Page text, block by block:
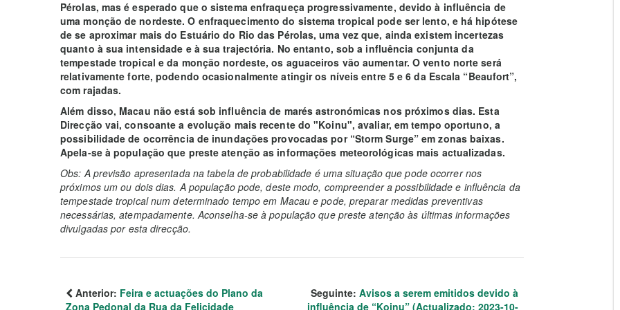
Pérolas, mas é esperado que o sistema enfraqueça progressivamente, devido à influência de
uma monção de nordeste. O enfraquecimento do sistema tropical pode ser lento, e há hipótese
de se aproximar mais do Estuário do Rio das Pérolas, uma vez que, ainda existem incertezas
quanto à sua intensidade e à sua trajectória. No entanto, sob a influência conjunta da
tempestade tropical e da monção nordeste, os aguaceiros vão aumentar. O vento norte será
relativamente forte, podendo ocasionalmente atingir os níveis entre 5 e 6 da Escala “Beaufort”,
com rajadas.
Além disso, Macau não está sob influência de marés astronómicas nos próximos dias. Esta
Direcção vai, consoante a evolução mais recente do "Koinu", avaliar, em tempo oportuno, a
possibilidade de ocorrência de inundações provocadas por “Storm Surge” em zonas baixas.
Apela-se à população que preste atenção as informações meteorológicas mais actualizadas.
Obs: A previsão apresentada na tabela de probabilidade é uma situação que pode ocorrer nos
próximos um ou dois dias. A população pode, deste modo, compreender a possibilidade e influência da
tempestade tropical num determinado tempo em Macau e pode, preparar medidas preventivas
necessárias, atempadamente. Aconselha-se à população que preste atenção às últimas informações
divulgadas por esta direcção.
Anterior: Feira e actuações do Plano da
Zona Pedonal da Rua da Felicidade
Seguinte: Avisos a serem emitidos devido à
influência de “Koinu” (Actualizado: 2023-10-